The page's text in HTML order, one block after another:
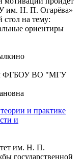
им. Н. П. Огарёва»
стол на тему:
ориентиры
ФГБОУ ВО "МГУ
и практике
и
им. Н. П.
государственной